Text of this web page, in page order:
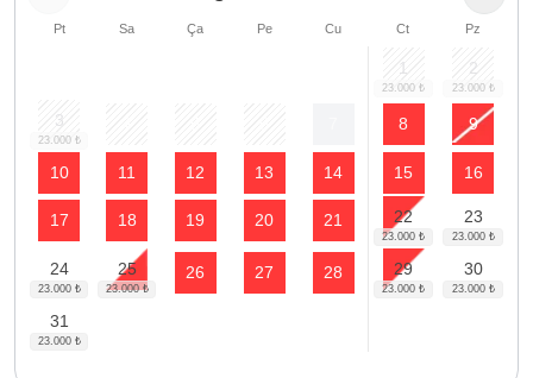
Pt Sa Ça Pe Cu Ct Pz
1 2
3 8 9
10 11 12 13 14 15 16
17 18 19 20 21 22 23
24 25 26 27 28 29 30
31